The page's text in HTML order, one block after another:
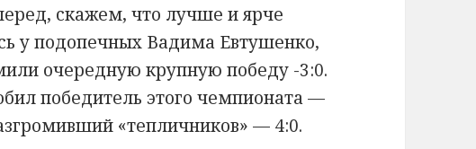
скажем, что лучше и ярче
у подопечных Вадима Евтушенко,
очередную крупную победу -3:0.
победитель этого чемпионата —
«тепличников» — 4:0.